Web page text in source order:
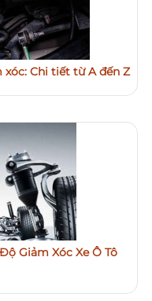
xóc: Chi tiết từ A đến Z
Giảm Xóc Xe Ô Tô